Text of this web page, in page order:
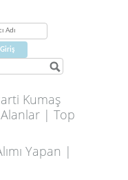
Kumaş
| Top
Yapan |